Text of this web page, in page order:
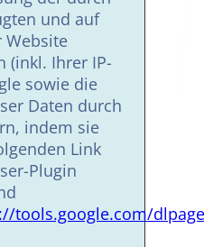
und auf
Website
(inkl. Ihrer IP-
sowie die
Daten durch
indem sie
Link
Plugin
tools.google.com/